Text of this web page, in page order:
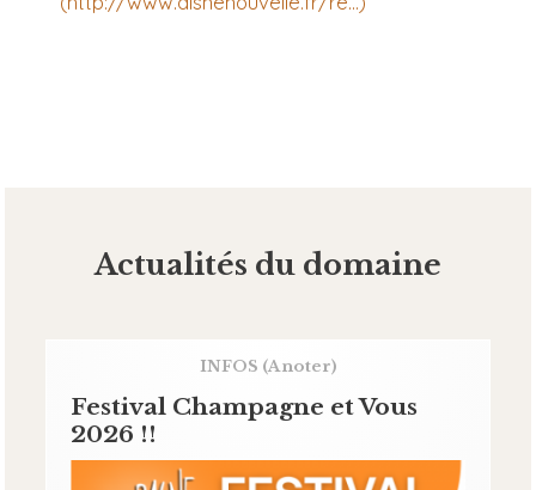
Actualités du domaine
INFOS (A noter)
Festival Champagne et Vous
2026 !!